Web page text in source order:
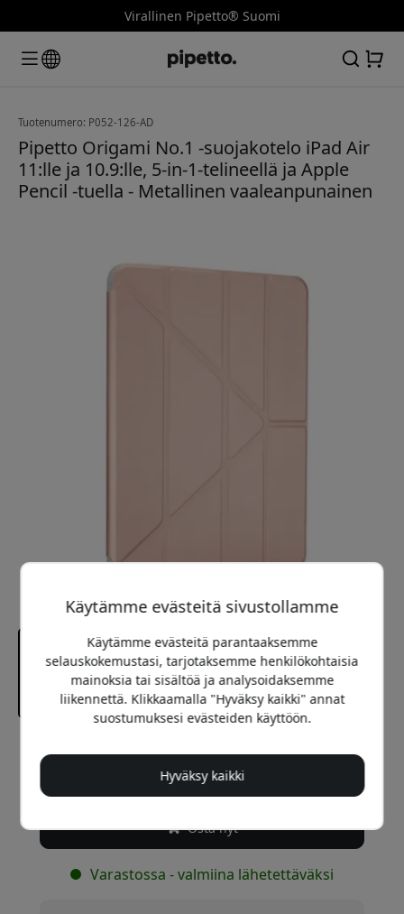
Virallinen Pipetto® Suomi
Tuotenumero: P052-126-AD
Pipetto Origami No.1 -suojakotelo iPad Air
11:lle ja 10.9:lle, 5-in-1-telineellä ja Apple
Pencil -tuella - Metallinen vaaleanpunainen
Suositeltava hinta
44.99 EUR
Osta nyt
Varastossa - valmiina lähetettäväksi
Käytämme evästeitä sivustollamme
Käytämme evästeitä parantaaksemme
selauskokemustasi, tarjotaksemme henkilökohtaisia
mainoksia tai sisältöä ja analysoidaksemme
liikennettä. Klikkaamalla "Hyväksy kaikki" annat
suostumuksesi evästeiden käyttöön.
Hyväksy kaikki